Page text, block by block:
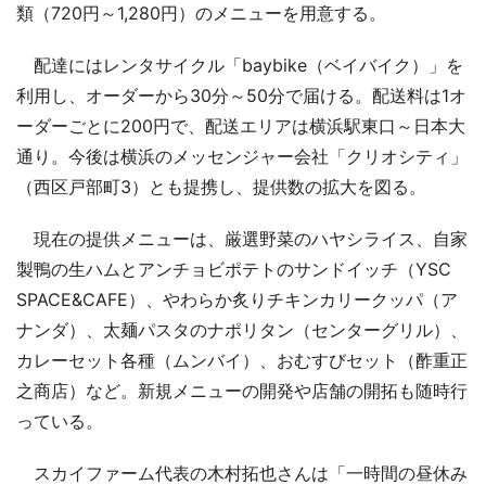
類（720円～1,280円）のメニューを用意する。
配達にはレンタサイクル「baybike（ベイバイク）」を
利用し、オーダーから30分～50分で届ける。配送料は1オ
ーダーごとに200円で、配送エリアは横浜駅東口～日本大
通り。今後は横浜のメッセンジャー会社「クリオシティ」
（西区戸部町3）とも提携し、提供数の拡大を図る。
現在の提供メニューは、厳選野菜のハヤシライス、自家
製鴨の生ハムとアンチョビポテトのサンドイッチ（YSC
SPACE&CAFE）、やわらか炙りチキンカリークッパ（ア
ナンダ）、太麺パスタのナポリタン（センターグリル）、
カレーセット各種（ムンバイ）、おむすびセット（酢重正
之商店）など。新規メニューの開発や店舗の開拓も随時行
っている。
スカイファーム代表の木村拓也さんは「一時間の昼休み